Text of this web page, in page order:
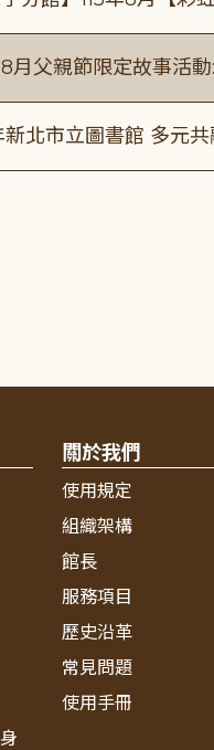
8月父親節限定故事活
新北市立圖書館 多元
關於我們
使用規定
組織架構
館長
服務項目
歷史沿革
常見問題
使用手冊